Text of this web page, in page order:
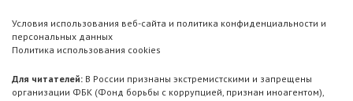
Условия использования веб-сайта и политика конфиденциальности и
персональных данных
Политика использования cookies
Для читателей: В России признаны экстремистскими и запрещены
организации ФБК (Фонд борьбы с коррупцией, признан иноагентом),